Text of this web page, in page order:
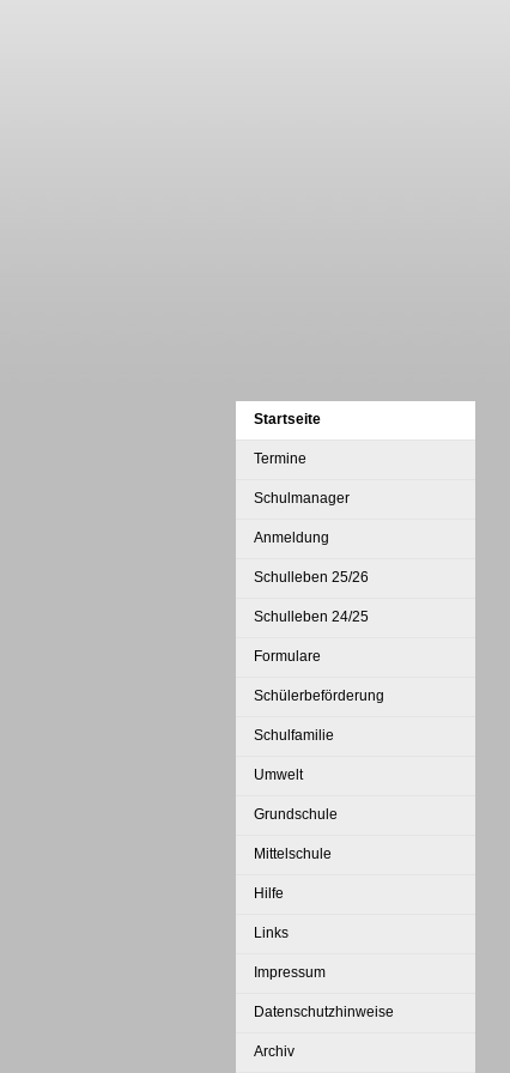
Startseite
Termine
Schulmanager
Anmeldung
Schulleben 25/26
Schulleben 24/25
Formulare
Schülerbeförderung
Schulfamilie
Umwelt
Grundschule
Mittelschule
Hilfe
Links
Impressum
Datenschutzhinweise
Archiv